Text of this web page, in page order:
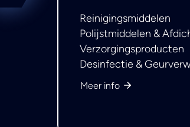
Reinigingsmiddelen
Polijstmiddelen &
Verzorgingsproducten
Desinfectie &
Meer info